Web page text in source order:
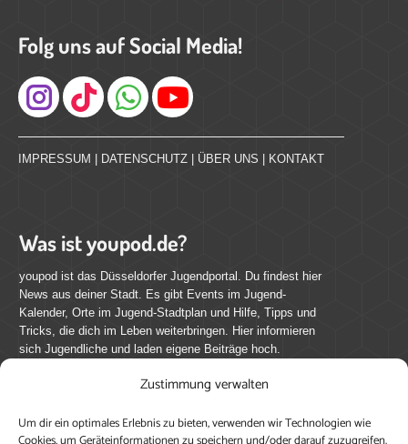
Zustimmung verwalten
Um dir ein optimales Erlebnis zu bieten, verwenden wir Technologien wie
Folg uns auf Social Media!
Instagram
IMPRESSUM DATENSCHUTZ ÜBER UNS KONTAKT
Was ist youpod.de?
youpod ist das Düsseldorfer Jugendportal. Du findest hier
News aus deiner Stadt. Es gibt Events im Jugend-
Kalender, Orte im Jugend-Stadtplan und Hilfe, Tipps und
Tricks, die dich im Leben weiterbringen. Hier informieren
sich Jugendliche und laden eigene Beiträge hoch.
Mach mit bei youpod.de!
youpod.de lebt von Menschen wie dir. Sammel